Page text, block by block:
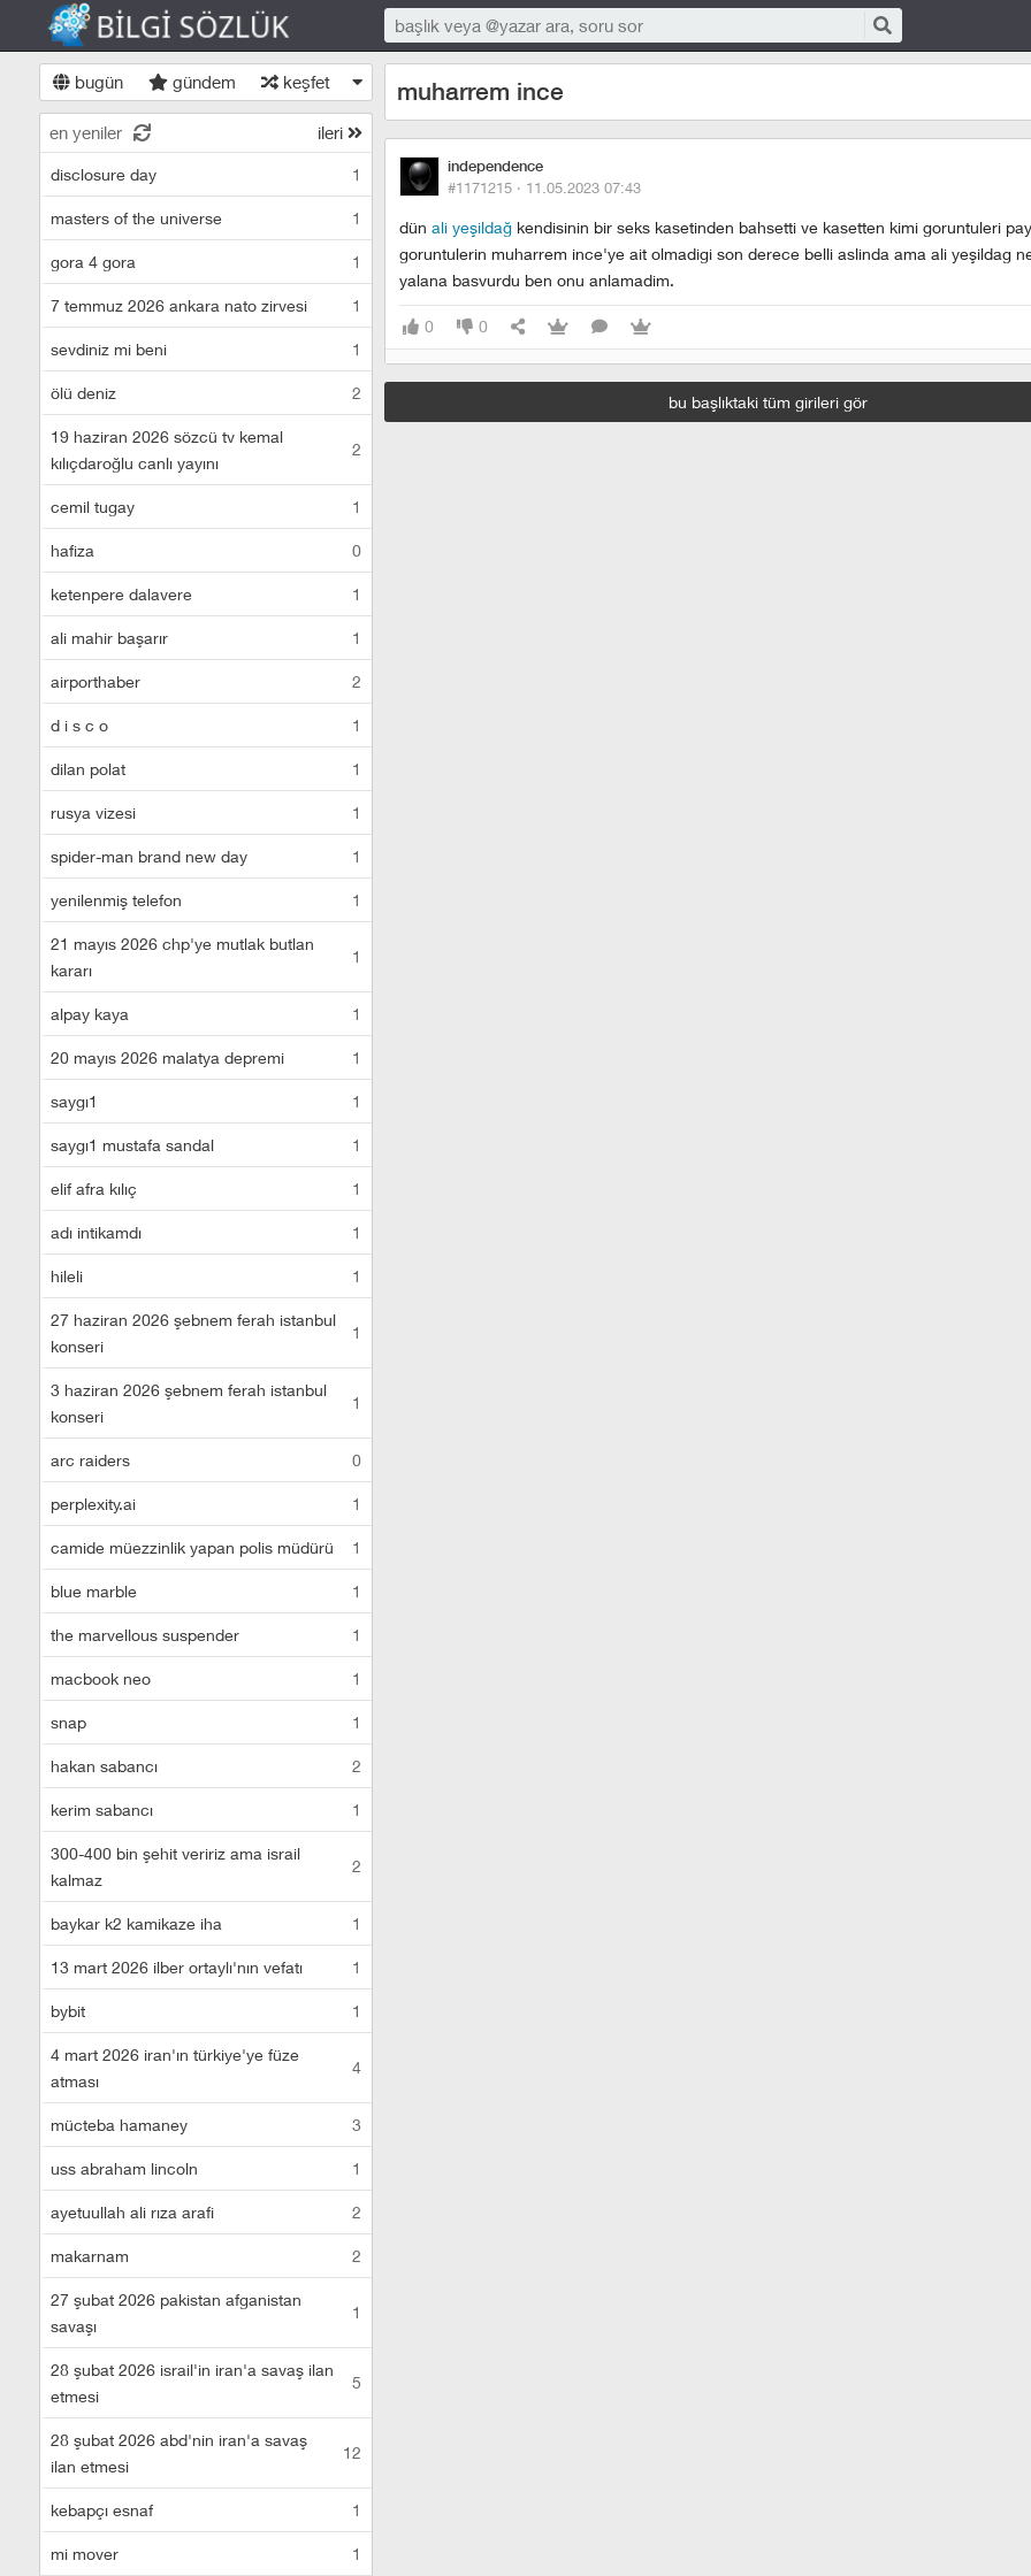
bugün gündem keşfet
en yeniler ileri
disclosure day 1
masters of the universe 1
gora 4 gora 1
7 temmuz 2026 ankara nato zirvesi 1
sevdiniz mi beni 1
ölü deniz 2
19 haziran 2026 sözcü tv kemal
kılıçdaroğlu canlı yayını
2
cemil tugay 1
hafiza 0
ketenpere dalavere 1
ali mahir başarır 1
airporthaber 2
d i s c o 1
dilan polat 1
rusya vizesi 1
spider-man brand new day 1
yenilenmiş telefon 1
21 mayıs 2026 chp'ye mutlak butlan
kararı
1
alpay kaya 1
20 mayıs 2026 malatya depremi 1
saygı1 1
saygı1 mustafa sandal 1
elif afra kılıç 1
adı intikamdı 1
hileli 1
27 haziran 2026 şebnem ferah istanbul
konseri
1
3 haziran 2026 şebnem ferah istanbul
konseri
1
arc raiders 0
perplexity.ai 1
camide müezzinlik yapan polis müdürü 1
blue marble 1
the marvellous suspender 1
macbook neo 1
snap 1
hakan sabancı 2
kerim sabancı 1
300-400 bin şehit veririz ama israil
kalmaz
2
baykar k2 kamikaze iha 1
13 mart 2026 ilber ortaylı'nın vefatı 1
bybit 1
4 mart 2026 iran'ın türkiye'ye füze
atması
4
mücteba hamaney 3
uss abraham lincoln 1
ayetuullah ali rıza arafi 2
makarnam 2
27 şubat 2026 pakistan afganistan
savaşı
1
28 şubat 2026 israil'in iran'a savaş ilan
etmesi
5
28 şubat 2026 abd'nin iran'a savaş
ilan etmesi
12
kebapçı esnaf 1
mi mover 1
muharrem ince
independence
#1171215 · 11.05.2023 07:43
dün ali yeşildağ kendisinin bir seks kasetinden bahsetti ve kasetten kimi goruntuleri
goruntulerin muharrem ince'ye ait olmadigi son derece belli aslinda ama ali yeşildag
yalana basvurdu ben onu anlamadim.
0 0
bu başlıktaki tüm girileri gör